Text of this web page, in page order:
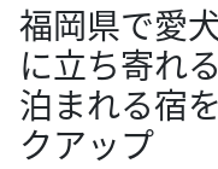
福岡県で愛
に立ち寄れ
泊まれる宿
クアップ